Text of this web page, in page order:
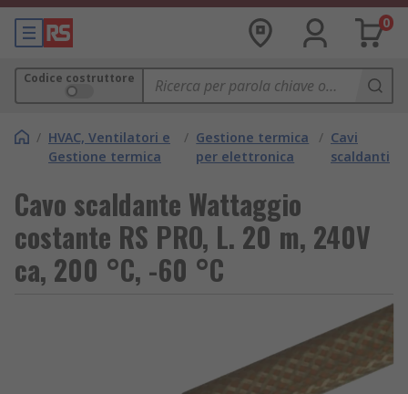
0
Codice costruttore
/ HVAC, Ventilatori e
Gestione termica
/ Gestione termica
per elettronica
/ Cavi
scaldanti
Cavo scaldante Wattaggio
costante RS PRO, L. 20 m, 240V
ca, 200 °C, -60 °C